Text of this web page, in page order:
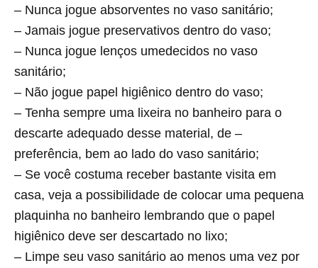
– Nunca jogue absorventes no vaso sanitário;
– Jamais jogue preservativos dentro do vaso;
– Nunca jogue lenços umedecidos no vaso
sanitário;
– Não jogue papel higiênico dentro do vaso;
– Tenha sempre uma lixeira no banheiro para o
descarte adequado desse material, de –
preferência, bem ao lado do vaso sanitário;
– Se você costuma receber bastante visita em
casa, veja a possibilidade de colocar uma pequena
plaquinha no banheiro lembrando que o papel
higiênico deve ser descartado no lixo;
– Limpe seu vaso sanitário ao menos uma vez por